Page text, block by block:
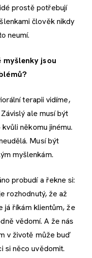
prostě potřebují
člověk nikdy
neumí.
myšlenky jsou
terapii vidíme,
ale musí být
někomu jinému.
Musí být
myšlenkám.
probudí a řekne si:
rozhodnutý, že až
já říkám klientům, že
vědomí. A že nás
v životě může buď
si něco uvědomit.